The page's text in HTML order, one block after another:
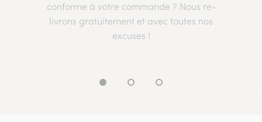
conforme à votre commande ? Nous re-
livrons gratuitement et avec toutes nos
excuses !